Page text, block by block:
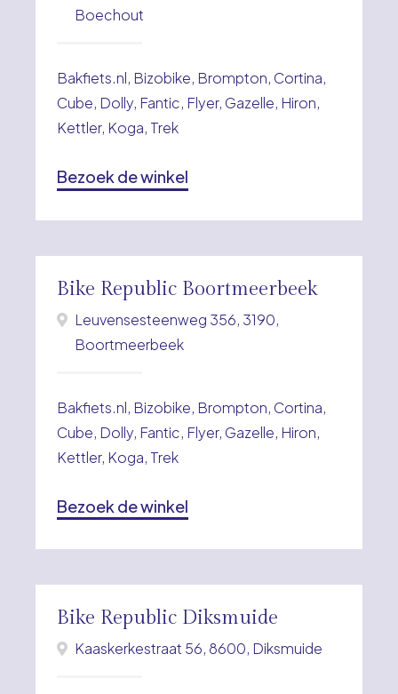
Boechout
Bakfiets.nl, Bizobike, Brompton, Cortina,
Cube, Dolly, Fantic, Flyer, Gazelle, Hiron,
Kettler, Koga, Trek
Bezoek de winkel
Bike Republic Boortmeerbeek
Leuvensesteenweg 356, 3190,
Boortmeerbeek
Bakfiets.nl, Bizobike, Brompton, Cortina,
Cube, Dolly, Fantic, Flyer, Gazelle, Hiron,
Kettler, Koga, Trek
Bezoek de winkel
Bike Republic Diksmuide
Kaaskerkestraat 56, 8600, Diksmuide